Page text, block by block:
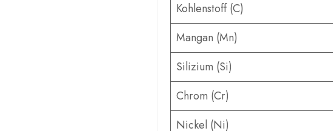
Kohlenstoff (C)
Mangan (Mn)
Silizium (Si)
Chrom (Cr)
Nickel (Ni)